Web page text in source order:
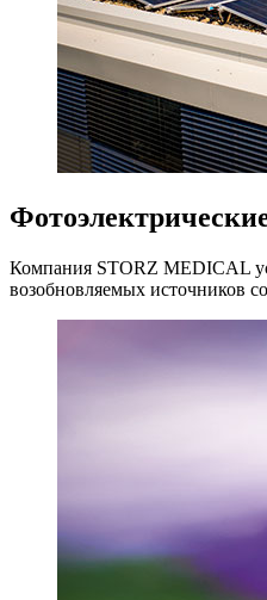
Компания STORZ MEDICAL
возобновляемых источников